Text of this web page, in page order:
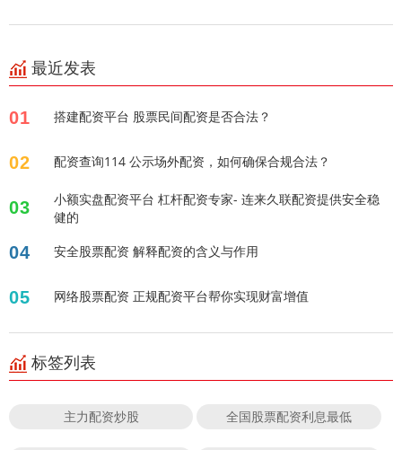
最近发表
01 搭建配资平台 股票民间配资是否合法？
02 配资查询114 公示场外配资，如何确保合规合法？
03
小额实盘配资平台 杠杆配资专家- 连来久联配资提供安全稳
健的
04 安全股票配资 解释配资的含义与作用
05 网络股票配资 正规配资平台帮你实现财富增值
标签列表
主力配资炒股 全国股票配资利息最低